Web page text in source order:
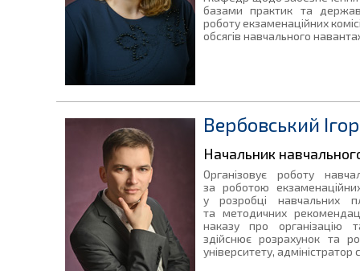
базами практик та
роботу екзаменаційних
обсягів навчального
Вербовський
Начальник
Організовує роботу
за роботою
у розробці навчальних
та методичних
наказу про організацію
здійснює розрахунок та
університету,